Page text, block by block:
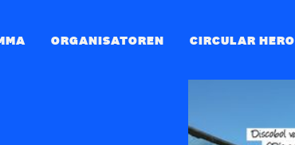
ORGANISATOREN CIRCULAR HERO